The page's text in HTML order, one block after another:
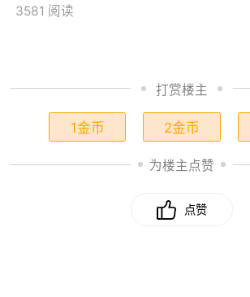
3581 阅读
打赏楼主
1金币 2金币
为楼主点赞
点赞